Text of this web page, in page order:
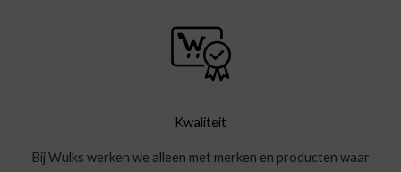
Kwaliteit
Bij Wulks werken we alleen met merken en producten waar